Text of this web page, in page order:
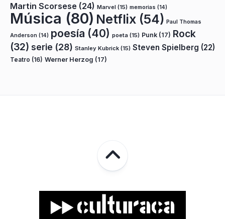
Martin Scorsese (24) Marvel (15) memorias (14)
Música (80) Netflix (54) Paul Thomas
Anderson (14) poesía (40) poeta (15) Punk (17) Rock
(32) serie (28) Stanley Kubrick (15) Steven Spielberg (22)
Teatro (16) Werner Herzog (17)